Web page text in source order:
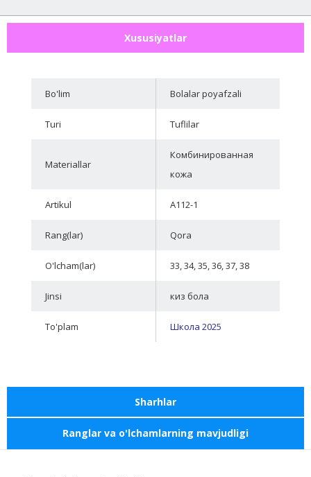
Xususiyatlar
Bo'lim Bolalar poyafzali
Turi Tuflilar
Materiallar
Комбинированная
кожа
Artikul A112-1
Rang(lar) Qora
O'lcham(lar) 33, 34, 35, 36, 37, 38
Jinsi киз бола
To'plam Школа 2025
Sharhlar
Ranglar va o'lchamlarning mavjudligi